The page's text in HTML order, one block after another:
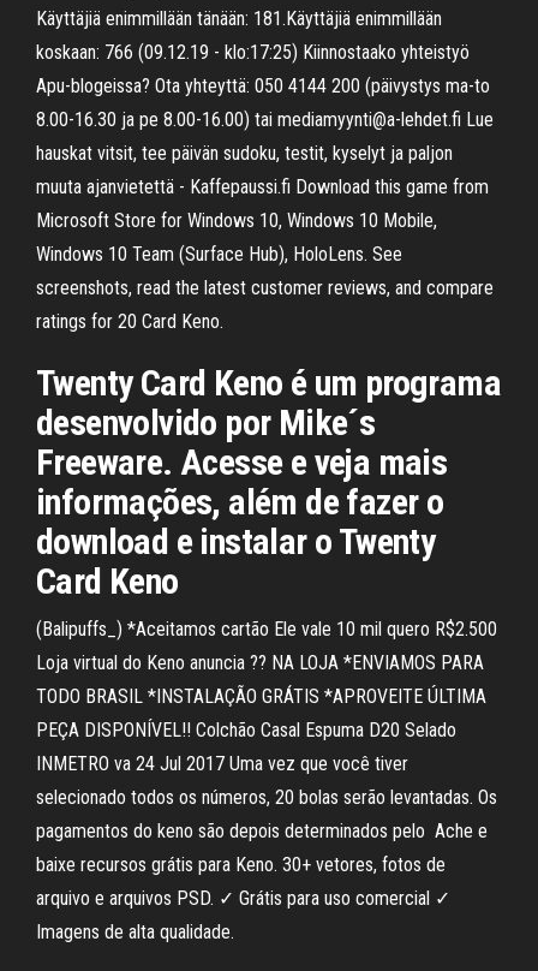
Käyttäjiä enimmillään tänään: 181.Käyttäjiä enimmillään
koskaan: 766 (09.12.19 - klo:17:25) Kiinnostaako yhteistyö
Apu-blogeissa? Ota yhteyttä: 050 4144 200 (päivystys ma-to
8.00-16.30 ja pe 8.00-16.00) tai mediamyynti@a-lehdet.fi Lue
hauskat vitsit, tee päivän sudoku, testit, kyselyt ja paljon
muuta ajanvietettä - Kaffepaussi.fi Download this game from
Microsoft Store for Windows 10, Windows 10 Mobile,
Windows 10 Team (Surface Hub), HoloLens. See
screenshots, read the latest customer reviews, and compare
ratings for 20 Card Keno.
Twenty Card Keno é um programa
desenvolvido por Mike´s
Freeware. Acesse e veja mais
informações, além de fazer o
download e instalar o Twenty
Card Keno
(Balipuffs_) *Aceitamos cartão Ele vale 10 mil quero R$2.500
Loja virtual do Keno anuncia ?? NA LOJA *ENVIAMOS PARA
TODO BRASIL *INSTALAÇÃO GRÁTIS *APROVEITE ÚLTIMA
PEÇA DISPONÍVEL!! Colchão Casal Espuma D20 Selado
INMETRO va 24 Jul 2017 Uma vez que você tiver
selecionado todos os números, 20 bolas serão levantadas. Os
pagamentos do keno são depois determinados pelo Ache e
baixe recursos grátis para Keno. 30+ vetores, fotos de
arquivo e arquivos PSD. ✓ Grátis para uso comercial ✓
Imagens de alta qualidade.